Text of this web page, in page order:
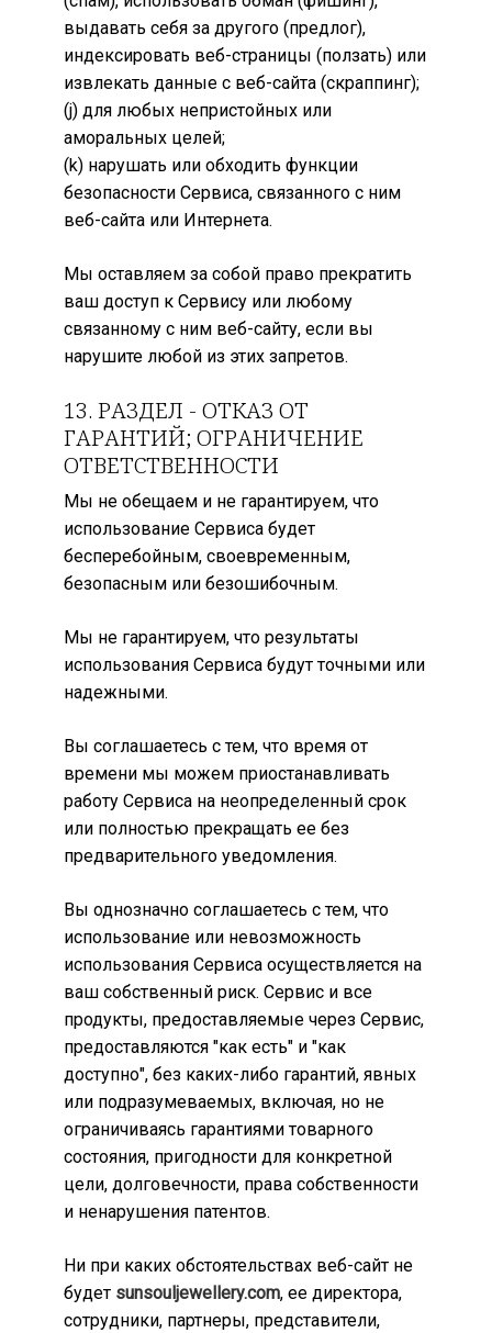
выдавать себя за другого (предлог),
индексировать веб-страницы (ползать) или
извлекать данные с веб-сайта (скраппинг);
(j) для любых непристойных или
аморальных целей;
(k) нарушать или обходить функции
безопасности Сервиса, связанного с ним
веб-сайта или Интернета.
Мы оставляем за собой право прекратить
ваш доступ к Сервису или любому
связанному с ним веб-сайту, если вы
нарушите любой из этих запретов.
13. РАЗДЕЛ - ОТКАЗ ОТ
ГАРАНТИЙ; ОГРАНИЧЕНИЕ
ОТВЕТСТВЕННОСТИ
Мы не обещаем и не гарантируем, что
использование Сервиса будет
бесперебойным, своевременным,
безопасным или безошибочным.
Мы не гарантируем, что результаты
использования Сервиса будут точными или
надежными.
Вы соглашаетесь с тем, что время от
времени мы можем приостанавливать
работу Сервиса на неопределенный срок
или полностью прекращать ее без
предварительного уведомления.
Вы однозначно соглашаетесь с тем, что
использование или невозможность
использования Сервиса осуществляется на
ваш собственный риск. Сервис и все
продукты, предоставляемые через Сервис,
предоставляются "как есть" и "как
доступно", без каких-либо гарантий, явных
или подразумеваемых, включая, но не
ограничиваясь гарантиями товарного
состояния, пригодности для конкретной
цели, долговечности, права собственности
и ненарушения патентов.
Ни при каких обстоятельствах веб-сайт не
будет sunsouljewellery.com, ее директора,
сотрудники, партнеры, представители,